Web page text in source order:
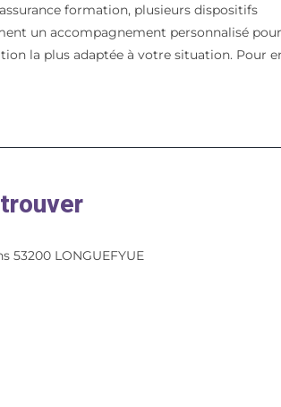
formation, plusieurs dispositifs
un accompagnement personnalisé pour
la plus adaptée à votre situation. Pour
53200 LONGUEFYUE